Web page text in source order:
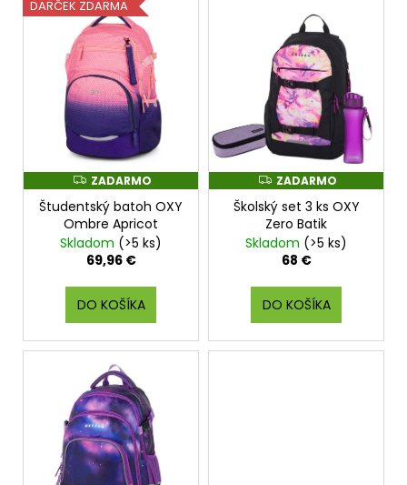
ý
o
d
DARČEK ZDARMA
Z
A
D
A
R
M
O
ZADARMO
Študentský batoh OXY
Ombre Apricot
Skladom (>5 ks)
69,96 €
DO KOŠÍKA
Z
A
D
A
R
M
ZADARMO
Školský set 3 ks OXY
Zero Batik
Skladom (>5 ks)
68 €
DO KOŠÍKA